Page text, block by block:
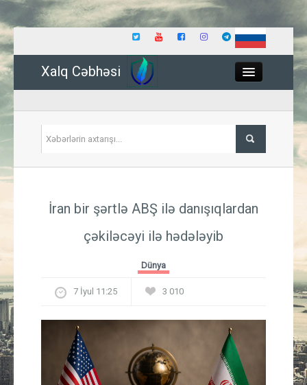
Xalq Cəbhəsi
İqtisadiyyat
Güney Azərbaycan
Mədəniyyət
İran bir şərtlə ABŞ ilə danışıqlardan
çəkiləcəyi ilə hədələyib
Dünya
7 İyul 11:25 3 010